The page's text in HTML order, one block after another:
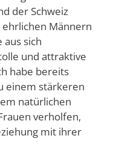
der Schweiz
Männern
aus sich
und attraktive
habe bereits
einem stärkeren
natürlichen
verholfen,
mit ihrer